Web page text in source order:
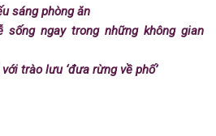
sáng phòng ăn
sống ngay trong những không gian
trào lưu ‘đưa rừng về phố’